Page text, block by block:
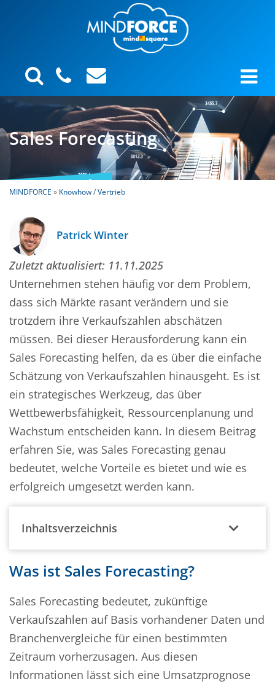
Sales Forecasting
MINDFORCE » Knowhow/Vertrieb
Patrick Winter
Zuletzt aktualisiert: 11.11.2025
Unternehmen stehen häufig vor dem Problem,
dass sich Märkte rasant verändern und sie
trotzdem ihre Verkaufszahlen abschätzen
müssen. Bei dieser Herausforderung kann ein
Sales Forecasting helfen, da es über die einfache
Schätzung von Verkaufszahlen hinausgeht. Es ist
ein strategisches Werkzeug, das über
Wettbewerbsfähigkeit, Ressourcenplanung und
Wachstum entscheiden kann. In diesem Beitrag
erfahren Sie, was Sales Forecasting genau
bedeutet, welche Vorteile es bietet und wie es
erfolgreich umgesetzt werden kann.
Inhaltsverzeichnis
Was ist Sales Forecasting?
Sales Forecasting bedeutet, zukünftige
Verkaufszahlen auf Basis vorhandener Daten und
Branchenvergleiche für einen bestimmten
Zeitraum vorherzusagen. Aus diesen
Informationen lässt sich eine Umsatzprognose